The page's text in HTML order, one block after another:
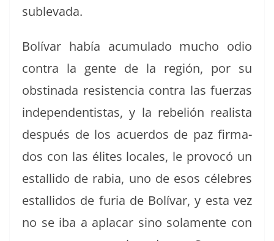
sublevada.
Bolí­var había acu­mu­la­do mucho odio
con­tra la gente de la región, por su
obsti­na­da resisten­cia con­tra las fuerzas
inde­pen­den­tis­tas, y la rebe­lión real­ista
después de los acuer­dos de paz fir­ma­
dos con las élites locales, le provocó un
estal­li­do de rabia, uno de esos céle­bres
estal­li­dos de furia de Bolí­var, y esta vez
no se iba a aplacar sino sola­mente con